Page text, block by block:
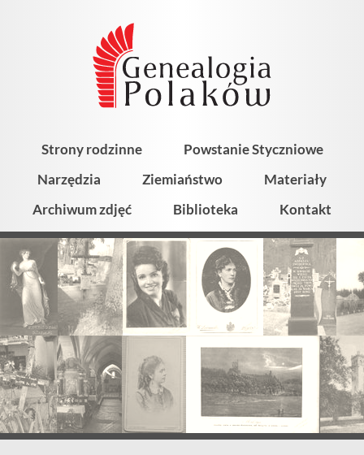
Strony rodzinne
Powstanie Styczniowe
Narzędzia
Ziemiaństwo
Materiały
Archiwum zdjęć
Biblioteka Kontakt